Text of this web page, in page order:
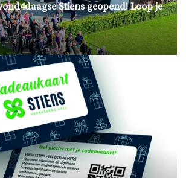
Stiens geopend! Loop je